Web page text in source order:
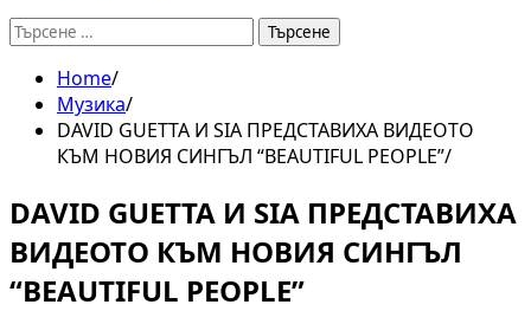
Търсене
Home
Музика
DAVID GUETTA И SIA ПРЕДСТАВИХА ВИДЕОТО
КЪМ НОВИЯ СИНГЪЛ “BEAUTIFUL PEOPLE”
DAVID GUETTA И SIA ПРЕДСТАВИХА
ВИДЕОТО КЪМ НОВИЯ СИНГЪЛ
“BEAUTIFUL PEOPLE”